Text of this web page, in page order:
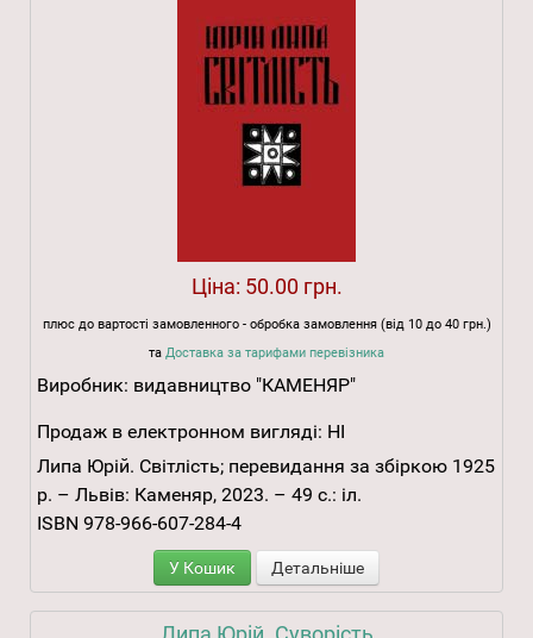
Ціна: 50.00 грн.
плюс до вартості замовленного - обробка замовлення (від 10 до 40 грн.)
та Доставка за тарифами перевізника
Виробник: видавництво "КАМЕНЯР"
Продаж в електронном вигляді: НІ
Липа Юрій. Світлість; перевидання за збіркою 1925
р. – Львів: Каменяр, 2023. – 49 с.: іл.
ISBN 978-966-607-284-4
У Кошик Детальніше